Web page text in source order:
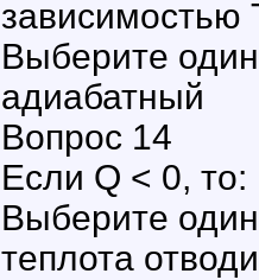
зависимостью
Выберите
адиабатный
Вопрос 14
Если Q < 0, то:
Выберите
теплота